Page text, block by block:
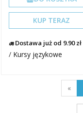
KUP TERAZ
Dostawa już od 9.90 zł
/ Kursy językowe
«